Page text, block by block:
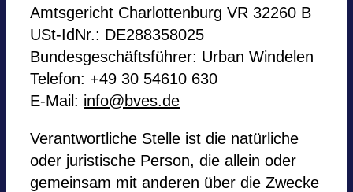
Amts­ge­richt Char­lot­ten­burg VR 32260 B
USt-IdNr.: DE288358025
Bundesgeschäftsführer: Urban Win­delen
Tele­fon: +49 30 54610 630
E‑Mail: info@bves.de
Ver­ant­wort­li­che Stelle ist die natürliche
oder juris­ti­sche Per­son, die allein oder
gemein­sam mit ande­ren über die Zwe­cke